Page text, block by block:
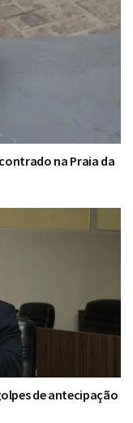
na Praia da
de antecipação